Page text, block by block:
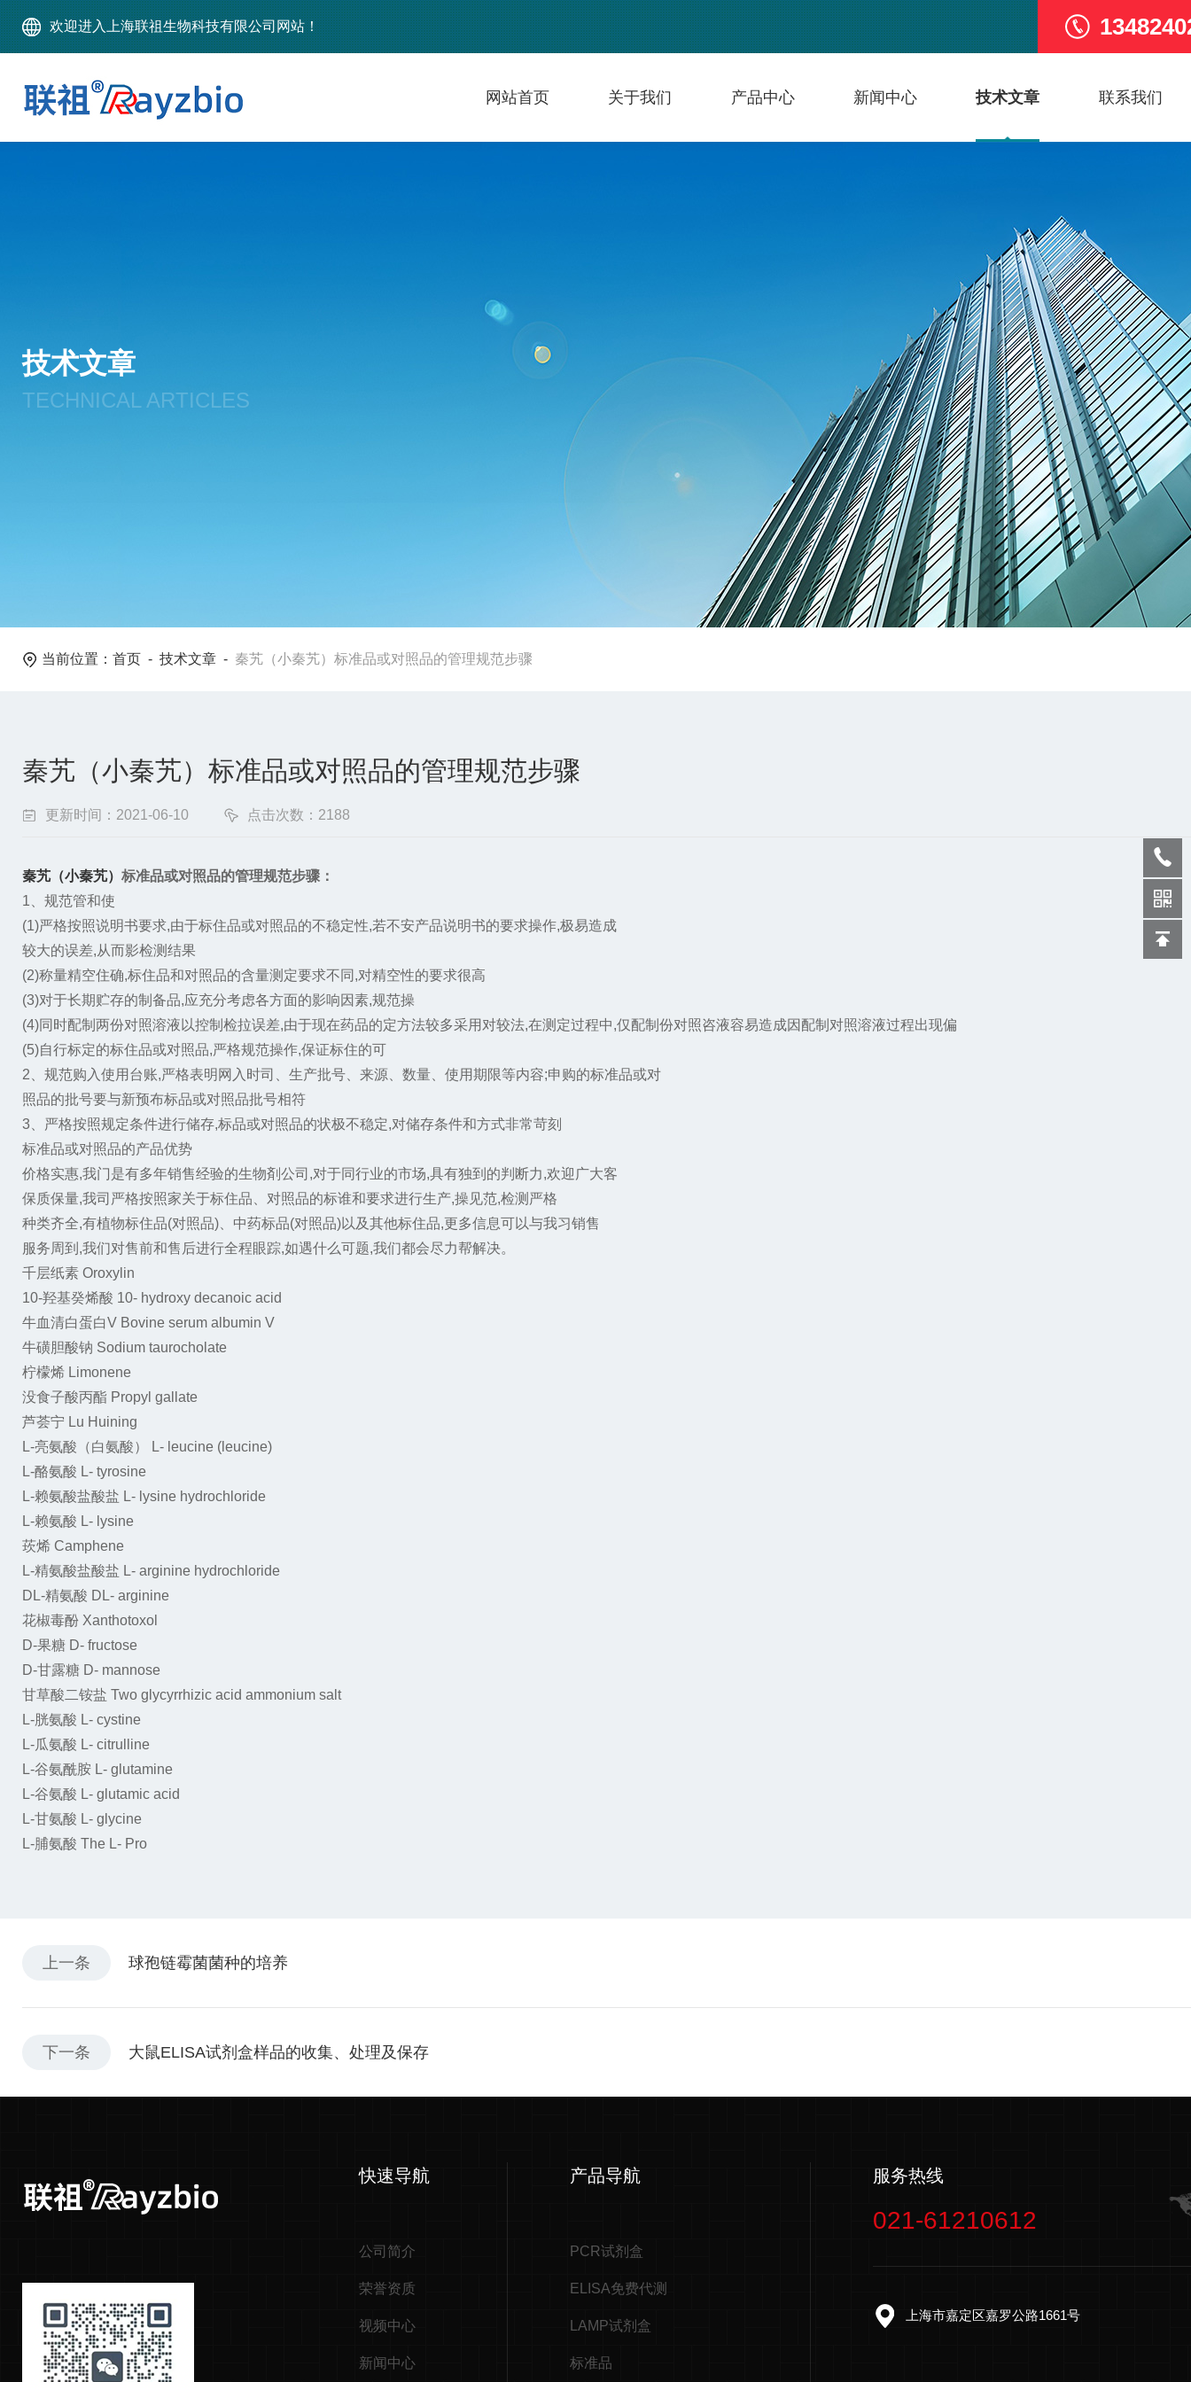
欢迎进入上海联祖生物科技有限公司网站！
网站首页 关于我们 产品中心 新闻中心 技术文章 联系我们
技术文章
TECHNICAL ARTICLES
当前位置： 首页 - 技术文章 - 秦艽（小秦艽）标准品或对照品的管理规范步骤
秦艽（小秦艽）标准品或对照品的管理规范步骤
更新时间：2021-06-10 点击次数：2188
秦艽（小秦艽） 标准品或对照品的管理规范步骤：
1、规范管和使
(1)严格按照说明书要求,由于标住品或对照品的不稳定性,若不安产品说明书的要求操作,极易造成
较大的误差,从而影检测结果
(2)称量精空住确,标住品和对照品的含量测定要求不同,对精空性的要求很高
(3)对于长期贮存的制备品,应充分考虑各方面的影响因素,规范操
(4)同时配制两份对照溶液以控制检拉误差,由于现在药品的定方法较多采用对较法,在测定过程中,仅配制份对照咨液容易造成因配制对照溶液过程出现偏
(5)自行标定的标住品或对照品,严格规范操作,保证标住的可
2、规范购入使用台账,严格表明网入时司、生产批号、来源、数量、使用期限等内容;申购的标准品或对
照品的批号要与新预布标品或对照品批号相符
3、严格按照规定条件进行储存,标品或对照品的状极不稳定,对储存条件和方式非常苛刻
标准品或对照品的产品优势
价格实惠,我门是有多年销售经验的生物剤公司,对于同行业的市场,具有独到的判断力,欢迎广大客
保质保量,我司严格按照家关于标住品、对照品的标谁和要求进行生产,操见范,检测严格
种类齐全,有植物标住品(对照品)、中药标品(对照品)以及其他标住品,更多信息可以与我习销售
服务周到,我们对售前和售后进行全程眼踪,如遇什么可题,我们都会尽力帮解决。
千层纸素 Oroxylin
10-羟基癸烯酸 10- hydroxy decanoic acid
牛血清白蛋白V Bovine serum albumin V
牛磺胆酸钠 Sodium taurocholate
柠檬烯 Limonene
没食子酸丙酯 Propyl gallate
芦荟宁 Lu Huining
L-亮氨酸（白氨酸）
L- leucine (leucine)
L-酪氨酸 L- tyrosine
L-赖氨酸盐酸盐 L- lysine hydrochloride
L-赖氨酸 L- lysine
莰烯 Camphene
L-精氨酸盐酸盐 L- arginine hydrochloride
DL-精氨酸 DL- arginine
花椒毒酚 Xanthotoxol
D-果糖 D- fructose
D-甘露糖 D- mannose
甘草酸二铵盐 Two glycyrrhizic acid ammonium salt
L-胱氨酸 L- cystine
L-瓜氨酸 L- citrulline
L-谷氨酰胺 L- glutamine
L-谷氨酸 L- glutamic acid
L-甘氨酸 L- glycine
L-脯氨酸 The L- Pro
上一条 球孢链霉菌菌种的培养
下一条 大鼠ELISA试剂盒样品的收集、处理及保存
快速导航
公司简介
荣誉资质
视频中心
新闻中心
产品导航
PCR试剂盒
ELISA免费代测
LAMP试剂盒
标准品
服务热线
021-61210612
上海市嘉定区嘉罗公路1661号